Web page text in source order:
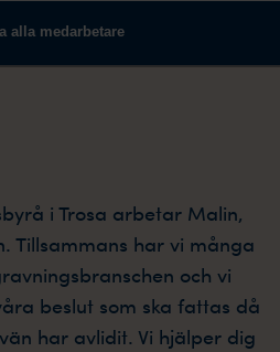
alla medarbetare
i Trosa arbetar Malin,
Tillsammans har vi många
och vi
beslut som ska fattas då
har avlidit. Vi hjälper dig